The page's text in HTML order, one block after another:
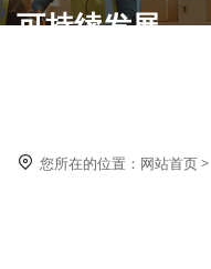
可持续发展
 您所在的位置： 网站首页>